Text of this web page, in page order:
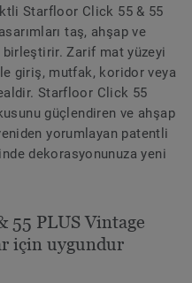
Starfloor Click 55 & 55
taş, ahşap ve
Zarif mat yüzeyi
giriş, mutfak, koridor veya
Starfloor Click 55
güçlendiren ve ahşap
yorumlayan patentli
dekorasyonunuza yeni
55 PLUS Vintage
için uygundur